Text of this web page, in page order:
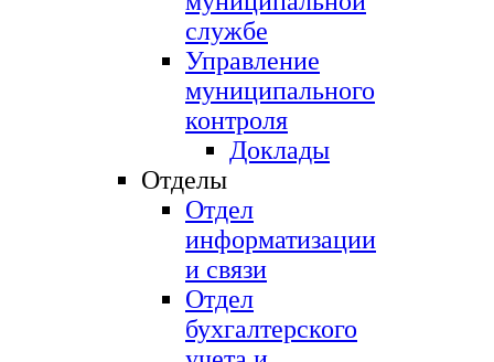
службе
Управление
муниципального
контроля
Доклады
Отделы
Отдел
информатизации
и связи
Отдел
бухгалтерского